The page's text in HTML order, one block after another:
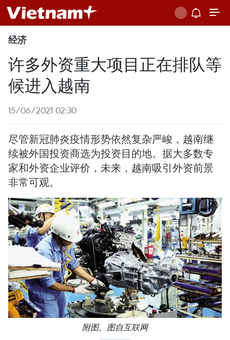
经济
许多外资重大项目正在排队等
候进入越南
15/06/2021 02:30
尽管新冠肺炎疫情形势依然复杂严峻，越南继
续被外国投资商选为投资目的地。据大多数专
家和外资企业评价，未来，越南吸引外资前景
非常可观。
附图。图自互联网